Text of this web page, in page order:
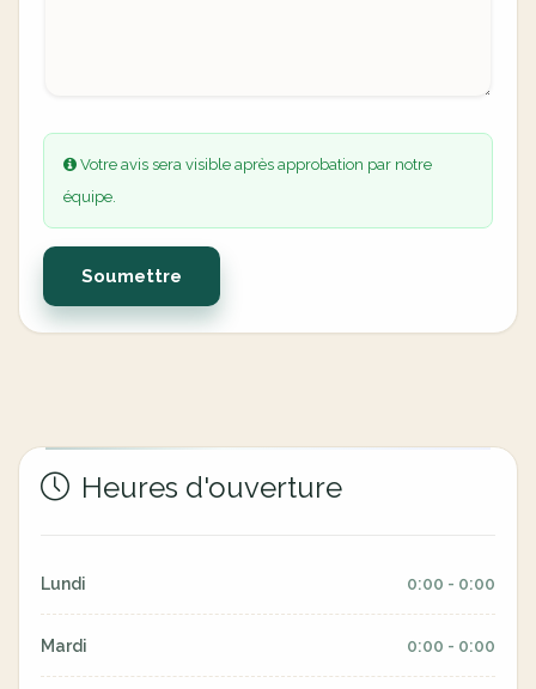
Votre avis sera visible après approbation par notre
équipe.
Soumettre
Heures d'ouverture
Lundi 0:00 - 0:00
Mardi 0:00 - 0:00